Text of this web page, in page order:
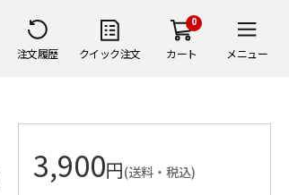
注文履歴 クイック注文
0
カート メニュー
3,900円(送料・税込)